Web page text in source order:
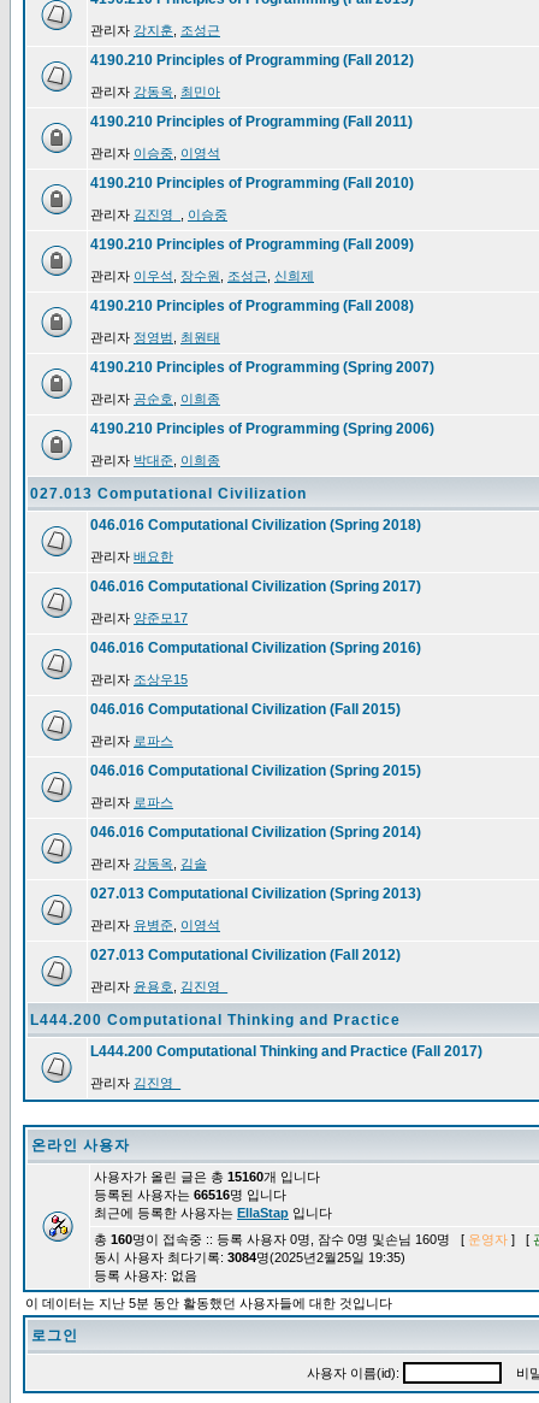
관리자 강지훈 조성근
4190.210 Principles of Programming (Fall 2012)
관리자 강동옥 최민아
4190.210 Principles of Programming (Fall 2011)
관리자 이승중 이영석
4190.210 Principles of Programming (Fall 2010)
관리자 김진영_ 이승중
4190.210 Principles of Programming (Fall 2009)
관리자 이우석 장수원 조성근 신희제
4190.210 Principles of Programming (Fall 2008)
관리자 정영범 최원태
4190.210 Principles of Programming (Spring 2007)
관리자 공순호 이희종
4190.210 Principles of Programming (Spring 2006)
관리자 박대준 이희종
027.013 Computational Civilization
046.016 Computational Civilization (Spring 2018)
관리자 배요한
046.016 Computational Civilization (Spring 2017)
관리자 양준모17
046.016 Computational Civilization (Spring 2016)
관리자 조상우15
046.016 Computational Civilization (Fall 2015)
관리자 로파스
046.016 Computational Civilization (Spring 2015)
관리자 로파스
046.016 Computational Civilization (Spring 2014)
관리자 강동옥 김솔
027.013 Computational Civilization (Spring 2013)
관리자 유병준 이영석
027.013 Computational Civilization (Fall 2012)
관리자 윤용호 김진영_
L444.200 Computational Thinking and Practice
L444.200 Computational Thinking and Practice (Fall 2017)
관리자 김진영_
온라인 사용자
사용자가 올린 글은 총 15160개 입니다
등록된 사용자는 66516명 입니다
최근에 등록한 사용자는 EllaStap 입니다
총 160명이 접속중 :: 등록 사용자 0명, 잠수 0명 및손님 160명 [ 운영자 ] [
동시 사용자 최다기록: 3084명(2025년2월25일 19:35)
등록 사용자: 없음
이 데이터는 지난 5분 동안 활동했던 사용자들에 대한 것입니다
로그인
사용자 이름(id): 비